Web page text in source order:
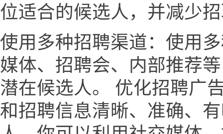
位适合的候选人，并减少
使用多种招聘渠道：使用
媒体、招聘会、内部推荐
潜在候选人。 优化招聘广
和招聘信息清晰、准确、